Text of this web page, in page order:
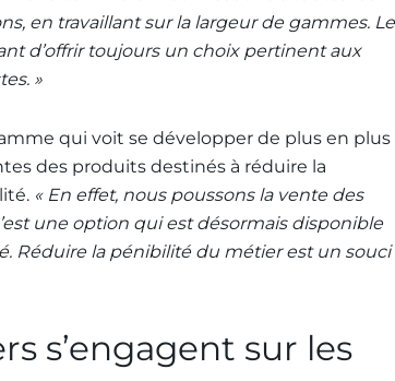
en travaillant sur la largeur de gammes. Le
d’offrir toujours un choix pertinent aux
»
qui voit se développer de plus en plus
des produits destinés à réduire la
« En effet, nous poussons la vente des
une option qui est désormais disponible
Réduire la pénibilité du métier est un souci
s’engagent sur les